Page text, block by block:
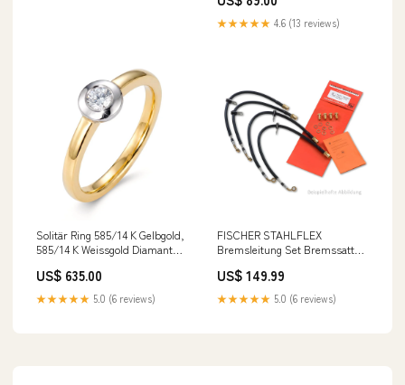
★★★★★ 4.6 (13 reviews)
Solitär Ring 585/14 K Gelbgold,
585/14 K Weissgold Diamant
US$ 635.00
★★★★★ 5.0 (6 reviews)
FISCHER STAHLFLEX
Bremsleitung Set Bremssattel
Typ 85 1K1
US$ 149.99
★★★★★ 5.0 (6 reviews)